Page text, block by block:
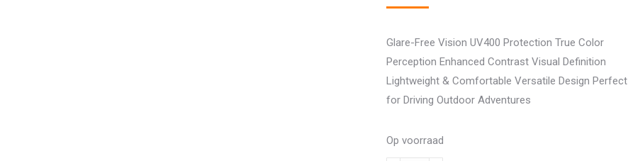
Glare-Free Vision UV400 Protection True Color
Perception Enhanced Contrast Visual Definition
Lightweight & Comfortable Versatile Design Perfect
for Driving Outdoor Adventures
Op voorraad